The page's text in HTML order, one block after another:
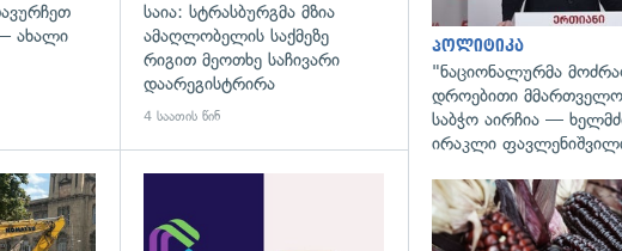
ახალი
საია: სტრასბურგმა მზია
ამაღლობელის საქმეზე
რიგით მეოთხე საჩივარი
დაარეგისტრირა
4 საათის წინ
გადახედვა
პოლიტიკა
"ნაციონალურმა
დროებითი
საბჭო აირჩია —
ირაკლი